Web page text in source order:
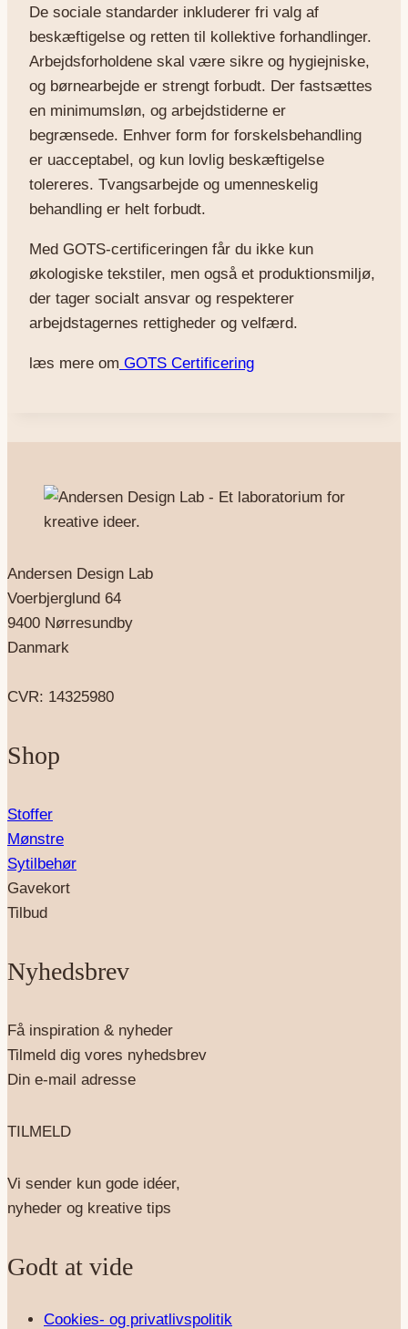
De sociale standarder inkluderer fri valg af
beskæftigelse og retten til kollektive forhandlinger.
Arbejdsforholdene skal være sikre og hygiejniske,
og børnearbejde er strengt forbudt. Der fastsættes
en minimumsløn, og arbejdstiderne er
begrænsede. Enhver form for forskelsbehandling
er uacceptabel, og kun lovlig beskæftigelse
tolereres. Tvangsarbejde og umenneskelig
behandling er helt forbudt.
Med GOTS-certificeringen får du ikke kun
økologiske tekstiler, men også et produktionsmiljø,
der tager socialt ansvar og respekterer
arbejdstagernes rettigheder og velfærd.
læs mere om GOTS Certificering
Andersen Design Lab
Voerbjerglund 64
9400 Nørresundby
Danmark
CVR: 14325980
Shop
Stoffer
Mønstre
Sytilbehør
Gavekort
Tilbud
Nyhedsbrev
Få inspiration & nyheder
Tilmeld dig vores nyhedsbrev
Din e-mail adresse
TILMELD
Vi sender kun gode idéer,
nyheder og kreative tips
Godt at vide
Cookies- og privatlivspolitik